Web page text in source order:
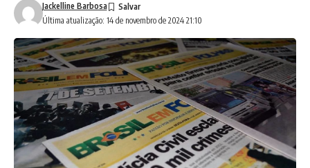
Última atualização: 14 de novembro de 2024 21:10
Jackelline Barbosa